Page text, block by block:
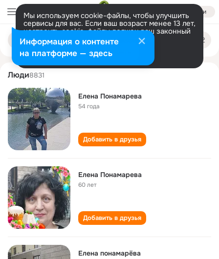
Войти
Мы используем cookie-файлы, чтобы улучшить
сервисы для вас. Если ваш возраст менее 13 лет,
настроить cookie-файлы должен ваш законный
представитель. Больше информации
Разрешить все Настроить
Поиск
людям
elena ponamareva
Люди8831
Елена Понамарева
54 года
Добавить в друзья
Елена Понамарева
60 лет
Добавить в друзья
Елена понамарёва
Информация о контенте
на платформе — здесь